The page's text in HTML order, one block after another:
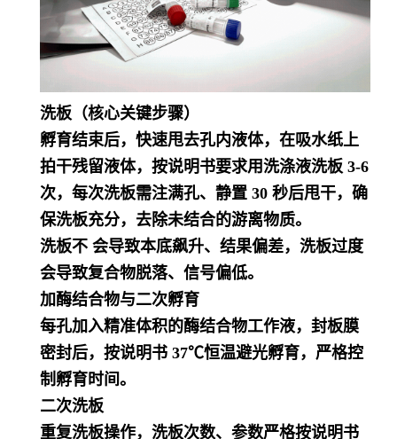
洗板（核心关键步骤）
孵育结束后，快速甩去孔内液体，在吸水纸上
拍干残留液体，按说明书要求用洗涤液洗板 3-6
次，每次洗板需注满孔、静置 30 秒后甩干，确
保洗板充分，去除未结合的游离物质。
洗板不 会导致本底飙升、结果偏差，洗板过度
会导致复合物脱落、信号偏低。
加酶结合物与二次孵育
每孔加入精准体积的酶结合物工作液，封板膜
密封后，按说明书 37℃恒温避光孵育，严格控
制孵育时间。
二次洗板
重复洗板操作，洗板次数、参数严格按说明书